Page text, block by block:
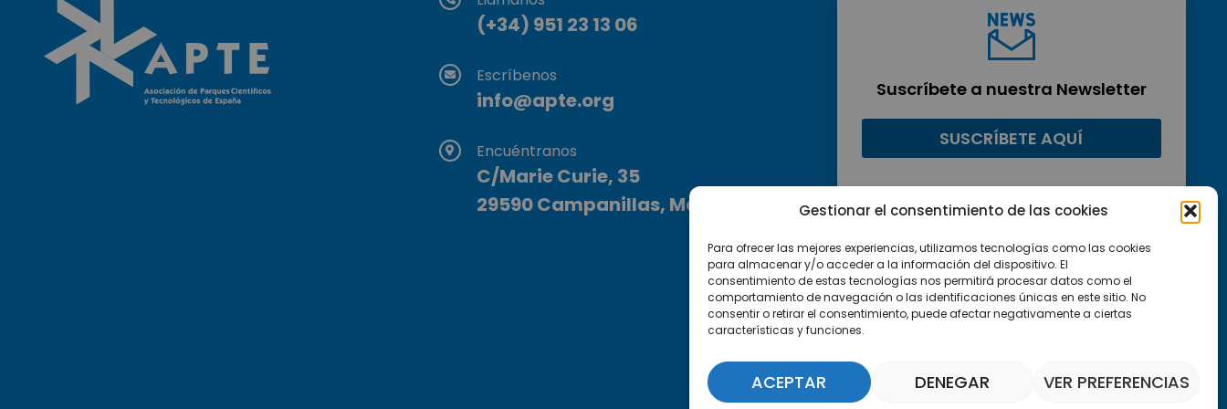
Gestionar el consentimiento de las cookies
Para ofrecer las mejores experiencias, utilizamos tecnologías como las cookies
para almacenar y/o acceder a la información del dispositivo. El
consentimiento de estas tecnologías nos permitirá procesar datos como el
comportamiento de navegación o las identificaciones únicas en este sitio. No
consentir o retirar el consentimiento, puede afectar negativamente a ciertas
características y funciones.
ACEPTAR DENEGAR VER PREFERENCIAS
(+34) 951 23 13 06
Escríbenos
info@apte.org
Encuéntranos
C/Marie Curie, 35
29590 Campanillas, Málaga
Suscríbete a nuestra Newsletter
SUSCRÍBETE AQUÍ